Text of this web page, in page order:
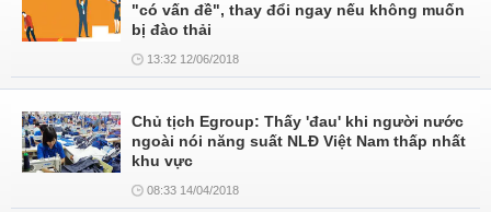
"có vấn đề", thay đổi ngay nếu không muốn
bị đào thải
13:32 12/06/2018
Chủ tịch Egroup: Thấy 'đau' khi người nước
ngoài nói năng suất NLĐ Việt Nam thấp nhất
khu vực
08:33 14/04/2018